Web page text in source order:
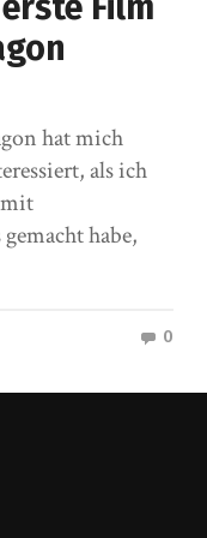
hat mich
als ich
habe,
0